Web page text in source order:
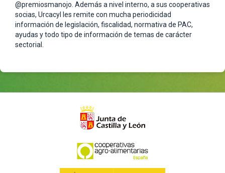
@premiosmanojo. Además a nivel interno, a sus cooperativas
socias, Urcacyl les remite con mucha periodicidad
información de legislación, fiscalidad, normativa de PAC,
ayudas y todo tipo de información de temas de carácter
sectorial.